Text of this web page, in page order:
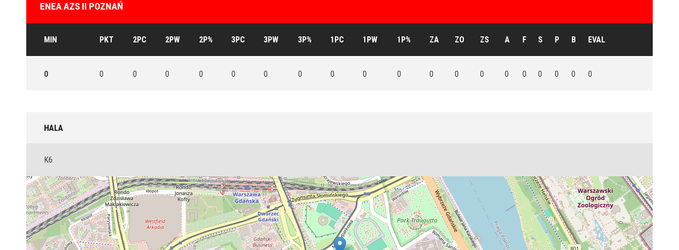
ENEA AZS II POZNAŃ
MIN PKT 2PC 2PW 2P% 3PC 3PW 3P% 1PC 1PW 1P% ZA ZO ZS A F S P B EVAL
0 0 0 0 0 0 0 0 0 0 0 0 0 0 0 0 0 0 0 0
HALA
K6